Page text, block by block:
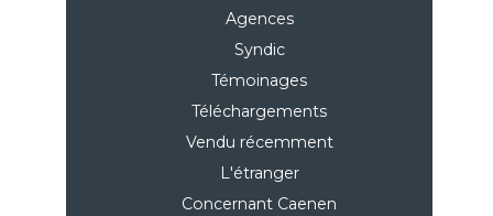
Agences
Syndic
Témoinages
Téléchargements
Vendu récemment
L'étranger
Concernant Caenen